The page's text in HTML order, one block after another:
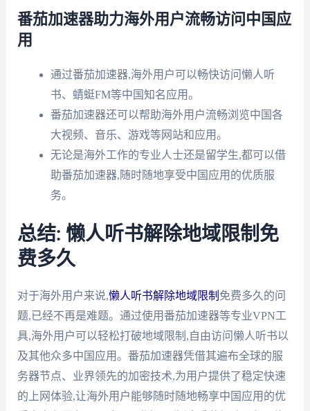
番茄加速器助力海外用户流畅访问中国应
用
通过番茄加速器,海外用户可以畅快访问懒人听
书、蜻蜓FM等中国知名应用。
番茄加速器还可以帮助海外用户流畅浏览中国各
大视频、音乐、游戏等网站和应用。
无论是海外工作的专业人士还是留学生,都可以借
助番茄加速器,随时随地享受中国应用的优质服
务。
总结: 懒人听书解除地域限制免
费多久
对于海外用户来说,懒人听书解除地域限制 免费多久的问
题,已经不再是难题。通过使用番茄加速器等专业VPN工
具,海外用户可以轻松打破地域限制,自由访问懒人听书以
及其他众多中国应用。番茄加速器凭借其遍布全球的服
务器节点、业界领先的加密技术,为用户提供了稳定快速
的上网体验,让海外用户能够随时随地畅享中国应用的优